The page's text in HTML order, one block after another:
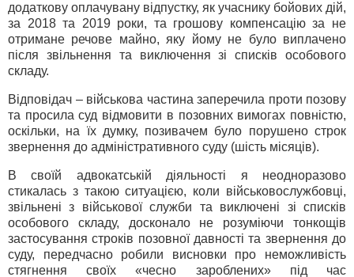
додаткову оплачувану відпустку, як учаснику бойових дій,
за 2018 та 2019 роки, та грошову компенсацію за не
отримане речове майно, яку йому не було виплачено
після звільнення та виключення зі списків особового
складу.
Відповідач – військова частина заперечила проти позову
та просила суд відмовити в позовних вимогах повністю,
оскільки, на їх думку, позивачем було порушено строк
звернення до адміністративного суду (шість місяців).
В своїй адвокатській діяльності я неодноразово
стикалась з такою ситуацією, коли військовослужбовці,
звільнені з військової служби та виключені зі списків
особового складу, досконало не розуміючи тонкощів
застосування строків позовної давності та звернення до
суду, передчасно робили висновки про неможливість
стягнення своїх «чесно зароблених» під час